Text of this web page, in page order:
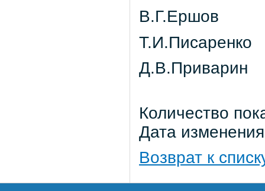
В.Г.Ершов
Т.И.Писаренко
Д.В.Приварин
Количество
Дата
Возврат к